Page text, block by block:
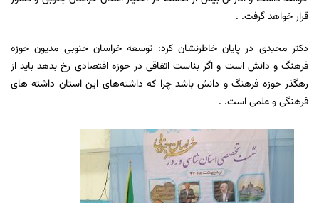
قرار خواهد گرفت. .
دکتر مجیدی در پایان خاطرنشان کرد: توسعه خراسان جنوبی مدیون حوزه
فرهنگ و دانش است و اگر بناست اتفاقی در حوزه اقتصادی رخ بدهد باید از
رهگذر حوزه فرهنگ و دانش باشد چرا که داشته‌های این استان داشته های
فرهنگی و علمی است. .